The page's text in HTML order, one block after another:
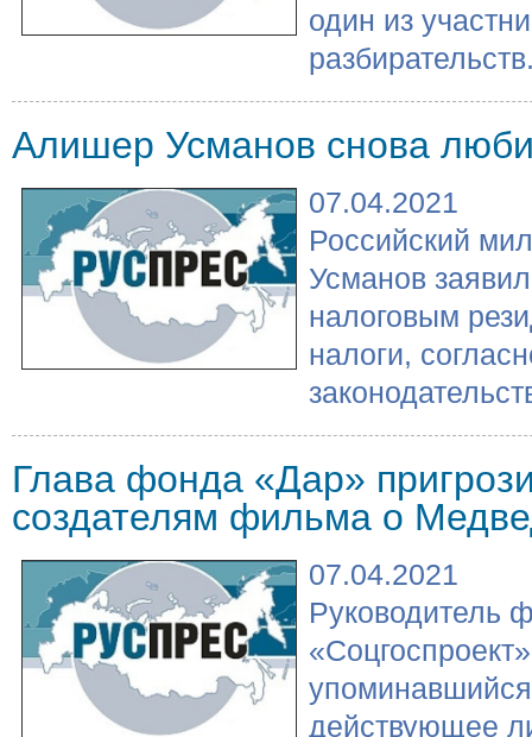
один из
Алишер Усманов снова
07.04.2021
Российский
Усманов
налоговым
налоги,
Глава фонда «Дар»
создателям фильма о
07.04.2021
Руководитель
упоминавшийся
действующее